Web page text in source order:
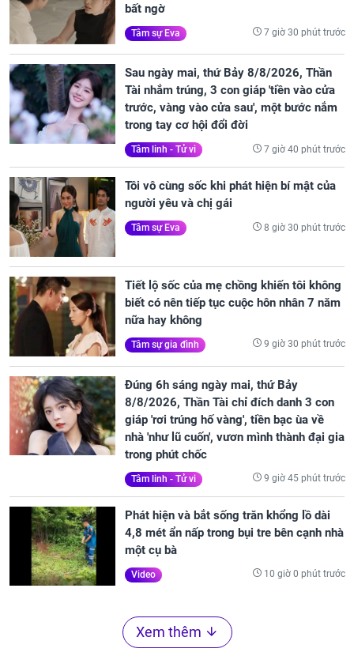
bất ngờ
Tâm sự Eva 7 giờ 30 phút trước
Sau ngày mai, thứ Bảy 8/8/2026, Thần
Tài nhắm trúng, 3 con giáp 'tiền vào cửa
trước, vàng vào cửa sau', một bước nắm
trong tay cơ hội đổi đời
Tâm linh - Tử vi 7 giờ 40 phút trước
Tôi vô cùng sốc khi phát hiện bí mật của
người yêu và chị gái
Tâm sự Eva 8 giờ 30 phút trước
Tiết lộ sốc của mẹ chồng khiến tôi không
biết có nên tiếp tục cuộc hôn nhân 7 năm
nữa hay không
Tâm sự gia đình 9 giờ 30 phút trước
Đúng 6h sáng ngày mai, thứ Bảy
8/8/2026, Thần Tài chỉ đích danh 3 con
giáp 'rơi trúng hố vàng', tiền bạc ùa về
nhà 'như lũ cuốn', vươn mình thành đại gia
trong phút chốc
Tâm linh - Tử vi 9 giờ 45 phút trước
Phát hiện và bắt sống trăn khổng lồ dài
4,8 mét ẩn nấp trong bụi tre bên cạnh nhà
một cụ bà
Video 10 giờ 0 phút trước
Xem thêm